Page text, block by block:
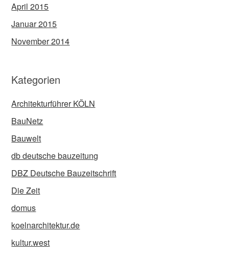
April 2015
Januar 2015
November 2014
Kategorien
Architekturführer KÖLN
BauNetz
Bauwelt
db deutsche bauzeitung
DBZ Deutsche Bauzeitschrift
Die Zeit
domus
koelnarchitektur.de
kultur.west